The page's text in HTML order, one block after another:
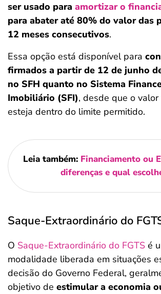
ser usado para amortizar o
para abater até 80% do valor das
12 meses consecutivos.
Essa opção está disponível para
firmados a partir de 12 de junho
no SFH quanto no Sistema
Imobiliário (SFI), desde que o
esteja dentro do limite permitido.
Leia também: Financiamento ou
diferenças e qual
Saque-Extraordinário do
O Saque-Extraordinário do FGTS é
modalidade liberada em situações
decisão do Governo Federal,
objetivo de estimular a economia